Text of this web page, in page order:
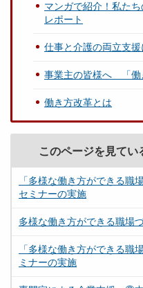
マンガで紹介！私た
レポート
仕事と介護の両立支援
事業主の皆様へ 「働
働き方改革とは
このページを見て
「多様な働き方ができる職
セミナーの実施
多様な働き方ができる職場
「多様な働き方ができる職
ミナーの実施